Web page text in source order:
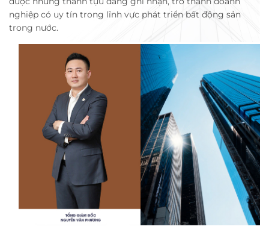
nghiệp có uy tín trong lĩnh vực phát triển bất động sản
trong nước.